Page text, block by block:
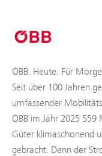
ÖBB. Heute. Für
Seit über 100 Jahren
umfassender
ÖBB im Jahr 2025
Güter klimaschonend
gebracht. Denn der